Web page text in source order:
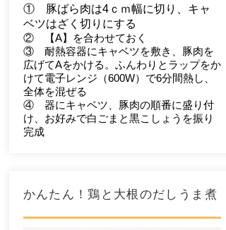
① 豚ばら肉は4ｃｍ幅に切り、キャ
ベツはざく切りにする
② 【A】を合わせておく
③ 耐熱容器にキャベツを敷き、豚肉を
広げてAをかける。ふんわりとラップをか
けて電子レンジ（600W）で6分間熱し、
全体を混ぜる
④ 器にキャベツ、豚肉の順番に盛り付
け、お好みで白ごまと黒こしょうを振り
完成
かんたん！鶏と大根のだしうま煮